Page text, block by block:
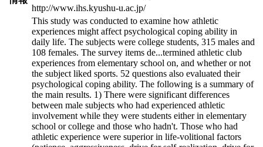
http://www.ihs.kyushu-u.ac.jp/
This study was conducted to examine how athletic
experiences might affect psychological coping ability in
daily life. The subjects were college students, 315 males and
108 females. The survey items de...termined athletic club
experiences from elementary school on, and whether or not
the subject liked sports. 52 questions also evaluated their
psychological coping ability. The following is a summary of
the main results. 1) There were significant differences
between male subjects who had experienced athletic
involvement while they were students either in elementary
school or college and those who hadn't. Those who had
athletic experience were superior in life-volitional factors